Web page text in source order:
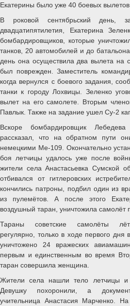
Екатерины было уже 40 боевых
В роковой сентябрьский
двадцатипятилетия, Екатерина
бомбардировщиков, которые
танков, 20 автомобилей и до
день она осуществила два вылета на
был поврежден. Заместитель
когда вернулся с боевого задания,
танки к городу Лохвицы. Зеленко
вылет на его самолете. Вторым
Павлык. Также на задание ушел Су-2
Вскоре бомбардировщик
рассказал, что на обратном пути
немецкими Me-109. Окончательно
боя летчицы удалось уже после
жители села Анастасьевка Сумской
отбивался от гитлеровских
кончились патроны, подбил один из
из пулемётов. А после этого
воздушный таран, уничтожила самолёт
Тараны советские самолёты
регулярно, только в ходе первого
уничтожено 24 вражеских
первым и единственным во время
таран совершила женщина.
Жители села нашли тело летчицы и
Девушку похоронили, а
учительница Анастасия Марченко.